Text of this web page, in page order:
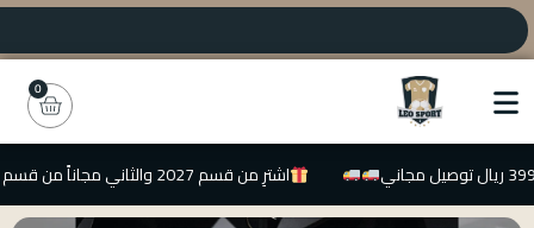
0
اشترِ من قسم 2027 والثاني مجاناً من قسم 2026